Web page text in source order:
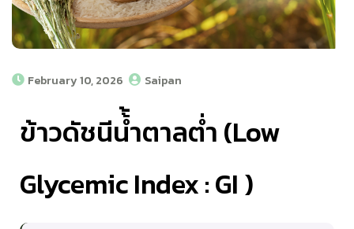
February 10, 2026 Saipan
ข้าวดัชนีน้้ำตาลต่ำ (Low
Glycemic Index : GI )